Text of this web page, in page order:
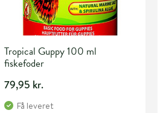
Tropical Guppy 100 ml
fiskefoder
79,95 kr.
Få leveret